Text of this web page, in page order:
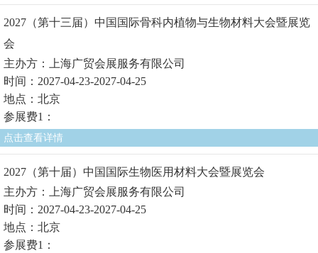
2027（第十三届）中国国际骨科内植物与生物材料大会暨展览
会
主办方：上海广贸会展服务有限公司
时间：2027-04-23-2027-04-25
地点：北京
参展费1：
点击查看详情
2027（第十届）中国国际生物医用材料大会暨展览会
主办方：上海广贸会展服务有限公司
时间：2027-04-23-2027-04-25
地点：北京
参展费1：